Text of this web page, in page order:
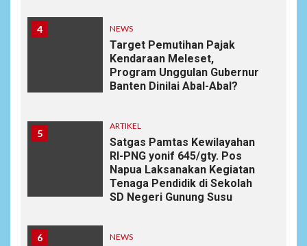
4 NEWS
Target Pemutihan Pajak
Kendaraan Meleset,
Program Unggulan Gubernur
Banten Dinilai Abal-Abal?
5
ARTIKEL
Satgas Pamtas Kewilayahan
RI-PNG yonif 645/gty. Pos
Napua Laksanakan Kegiatan
Tenaga Pendidik di Sekolah
SD Negeri Gunung Susu
6 NEWS